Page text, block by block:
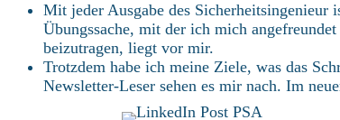
Mit jeder Ausgabe des Sicherheitsingenieur
Übungssache, mit der ich mich
beizutragen, liegt vor mir.
Trotzdem habe ich meine Ziele, was das
Newsletter-Leser sehen es mir nach. Im